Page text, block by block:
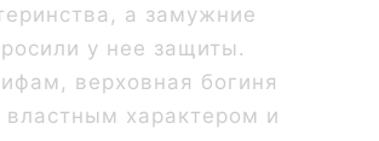
а замужние
у нее защиты.
верховная богиня
властным характером и